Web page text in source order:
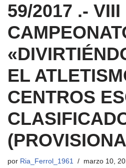
59/2017 .- VIII
EL
CENTROS
por Ria_Ferrol_1961 marzo 10,